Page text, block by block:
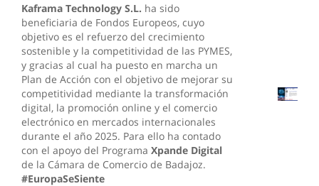
Kaframa Technology S.L. ha sido
beneficiaria de Fondos Europeos, cuyo
objetivo es el refuerzo del crecimiento
sostenible y la competitividad de las PYMES,
y gracias al cual ha puesto en marcha un
Plan de Acción con el objetivo de mejorar su
competitividad mediante la transformación
digital, la promoción online y el comercio
electrónico en mercados internacionales
durante el año 2025. Para ello ha contado
con el apoyo del Programa Xpande Digital
de la Cámara de Comercio de Badajoz.
#EuropaSeSiente